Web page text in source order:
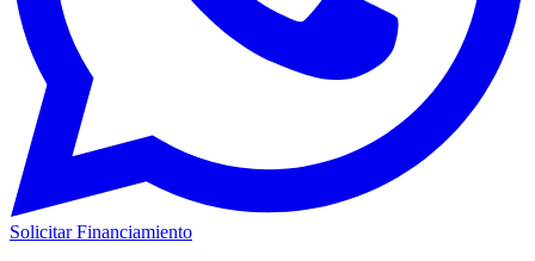
Solicitar Financiamiento